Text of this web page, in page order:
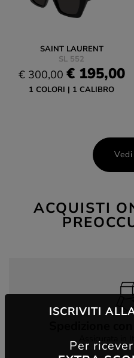
SAINT LAURENT
SL 552
€ 300,00 € 195,00
1 COLORI 1 CALIBRO
ACQUISTI
Assicurata in
ISCRIVITI
Per